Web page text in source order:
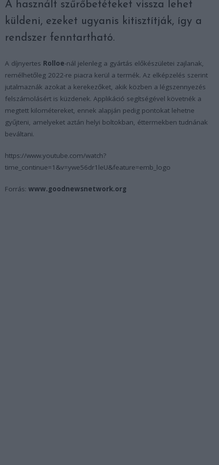
A használt szűrőbetéteket vissza lehet
küldeni, ezeket ugyanis kitisztítják, így a
rendszer fenntartható.
A díjnyertes Rolloe-nál jelenleg a gyártás előkészületei zajlanak,
remélhetőleg 2022-re piacra kerül a termék. Az elképzelés szerint
jutalmaznák azokat a kerekezőket, akik közben a légszennyezés
felszámolásért is küzdenek. Applikáció segítségével követnék a
megtett kilométereket, ennek alapján pedig pontokat lehetne
gyűjteni, amelyeket aztán helyi boltokban, éttermekben tudnának
beváltani.
https://www.youtube.com/watch?
time_continue=1&v=ywe56dr1leU&feature=emb_logo
Forrás: www.goodnewsnetwork.org